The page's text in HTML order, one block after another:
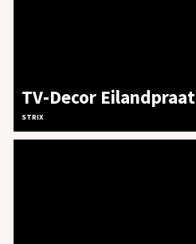
TV-Decor Eilandpraat
STRIX